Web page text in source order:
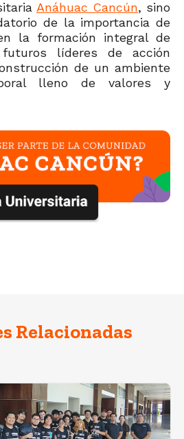
Anáhuac Cancún, sino
de la importancia de
la formación integral de
líderes de acción
de un ambiente
lleno de valores y
Relacionadas